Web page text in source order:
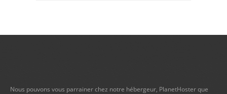
Nous pouvons vous parrainer chez notre hébergeur, PlanetHoster que